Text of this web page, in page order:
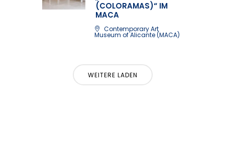
(COLORAMAS)“ IM
MACA
Contemporary Art
Museum of Alicante (MACA)
WEITERE LADEN